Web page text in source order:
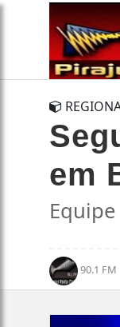
em
90.1 FM